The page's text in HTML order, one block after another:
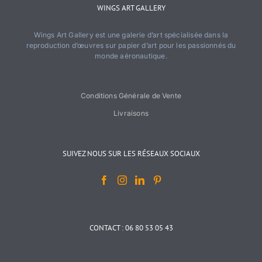
WINGS ART GALLERY
Wings Art Gallery est une galerie d’art spécialisée dans la
reproduction d’œuvres sur papier d’art pour les passionnés du
monde aéronautique.
Conditions Générale de Vente
Livraisons
SUIVEZ NOUS SUR LES RÉSEAUX SOCIAUX
CONTACT : 06 80 53 05 43